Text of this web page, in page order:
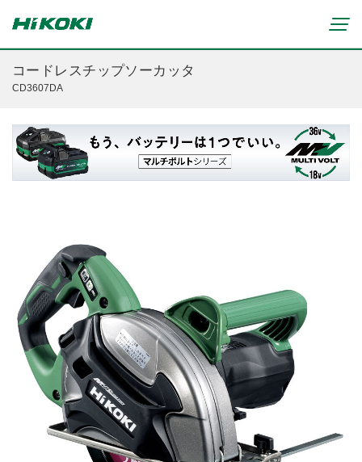
リチウムイオンコードレス製品
マルチボルト(36V)製品
ブラシレスモーター搭載製品
研磨(コードレス)
ブロワ(コードレス)
クリーナー・集じん(コードレス)
切断・圧着(コードレス)
切削・ホゾ穴(コードレス)
釘打機・ねじ打機・タッカ(コードレス)
その他(コードレス)
蓄電池・充電器(コードレス)
締付け・穴あけ・ハツリ
穴あけ・締付け
芝刈機
刈払機・草刈機
チェンソー
ブロワ
のこぎり
高圧洗浄機
背負式電源
水中ポンプ
締付け・穴あけ・ハツリ用
研削用
集じん・エアダスタ用
切断・曲げ・圧着用
釘打機・エア工具用
その他
エンジン工具・園芸工具用
重要なお知らせ
修理からのお知らせ
修理終了機種のお知らせ
修理受付
保証登録
エンジン工具・安全上のご注意
振動3軸合成値について
取扱説明書 Webカタログ
コードレスチップソーカッタ
CD3607DA